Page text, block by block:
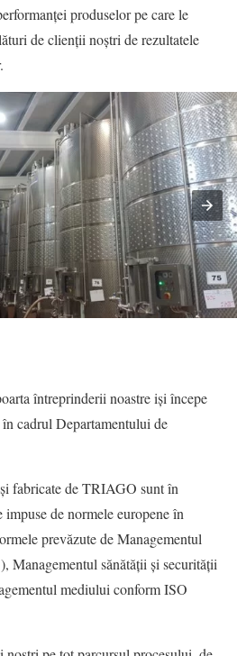
produselor pe care le
de clienții noștri de rezultatele
întreprinderii noastre iși începe
în cadrul Departamentului de
fabricate de TRIAGO sunt în
de normele europene în
prevăzute de Managementul
Managementul sănătății și securității
mediului conform ISO